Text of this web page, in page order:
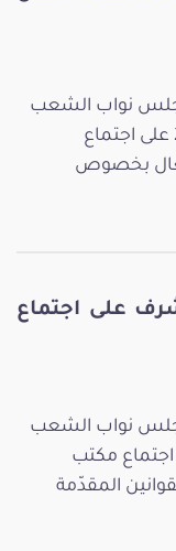
مجلس نواب الشعب
بعد ظهر اليوم الخميس 23 أفريل 2026 على اجتماع
بخصوص
على اجتماع
مجلس نواب الشعب
07 ماي 2026 على اجتماع مكتب
المقدّمة